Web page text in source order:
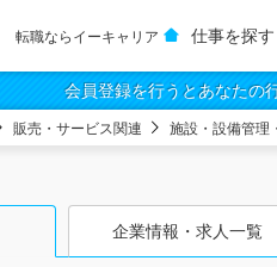
転職ならイーキャリア 仕事を探す
会員登録を行うとあなたの
販売・サービス関連 施設・設備管理
企業情報・求人一覧